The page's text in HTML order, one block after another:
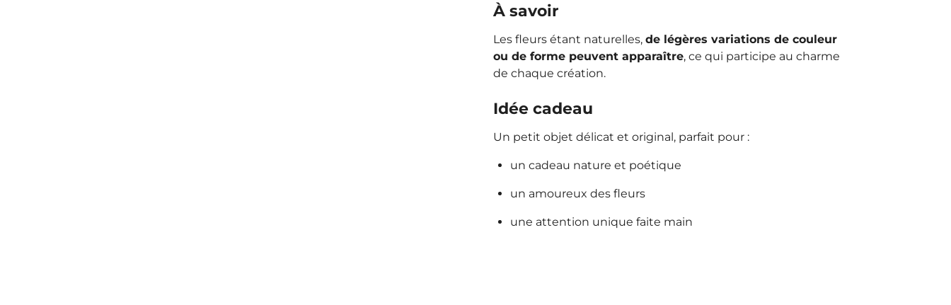
À savoir
Les fleurs étant naturelles, de légères variations de couleur
ou de forme peuvent apparaître, ce qui participe au charme
de chaque création.
Idée cadeau
Un petit objet délicat et original, parfait pour :
un cadeau nature et poétique
un amoureux des fleurs
une attention unique faite main